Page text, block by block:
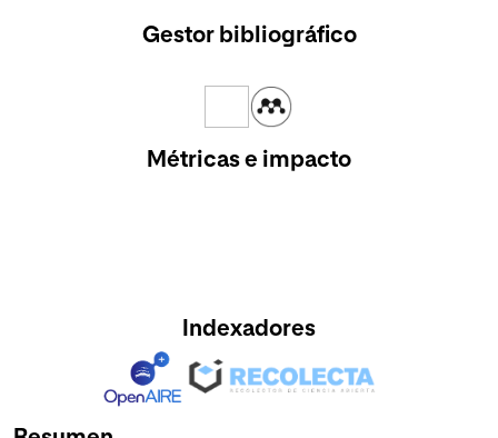
Gestor bibliográfico
Métricas e impacto
Indexadores